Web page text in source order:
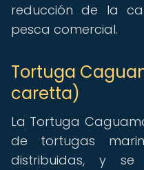
reducción de la
pesca comercial.
Tortuga
caretta)
La Tortuga
de tortugas
distribuidas, y